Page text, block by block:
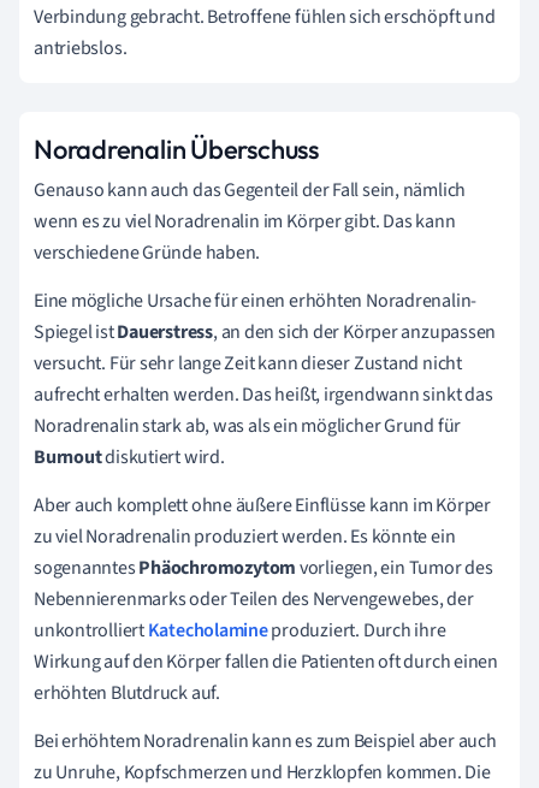
Verbindung gebracht. Betroffene fühlen sich erschöpft und
antriebslos.
Noradrenalin Überschuss
Genauso kann auch das Gegenteil der Fall sein, nämlich
wenn es zu viel Noradrenalin im Körper gibt. Das kann
verschiedene Gründe haben.
Eine mögliche Ursache für einen erhöhten Noradrenalin-
Spiegel istDauerstress, an den sich der Körper anzupassen
versucht. Für sehr lange Zeit kann dieser Zustand nicht
aufrecht erhalten werden. Das heißt, irgendwann sinkt das
Noradrenalin stark ab, was als ein möglicher Grund für
Burnoutdiskutiert wird.
Aber auch komplett ohne äußere Einflüsse kann im Körper
zu viel Noradrenalin produziert werden. Es könnte ein
sogenanntesPhäochromozytomvorliegen, ein Tumor des
Nebennierenmarks oder Teilen des Nervengewebes, der
unkontrolliertKatecholamineproduziert. Durch ihre
Wirkung auf den Körper fallen die Patienten oft durch einen
erhöhten Blutdruck auf.
Bei erhöhtem Noradrenalin kann es zum Beispiel aber auch
zu Unruhe, Kopfschmerzen und Herzklopfen kommen. Die